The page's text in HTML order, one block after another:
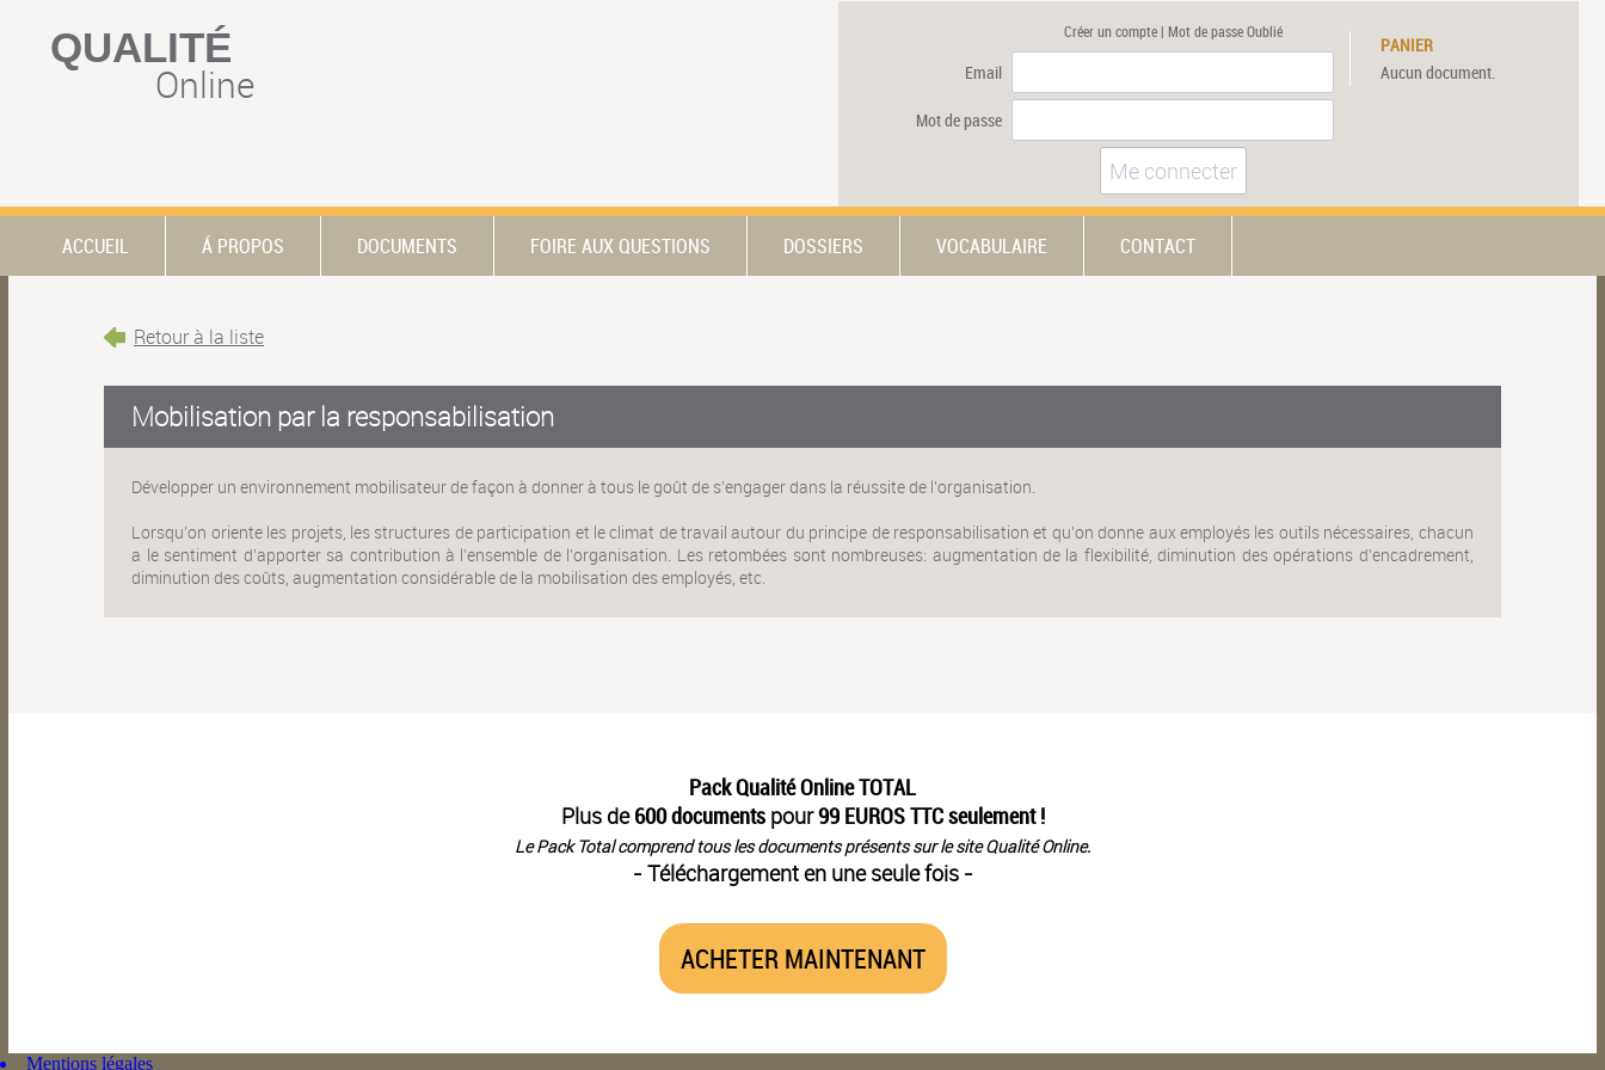
QUALITÉ
Online
Créer un compte| Mot de passe Oublié
Email
Mot de passe
Me connecter
PANIER
Aucun document.
ACCUEIL Á PROPOS DOCUMENTS FOIRE AUX QUESTIONS DOSSIERS VOCABULAIRE CONTACT
Retour à la liste
Mobilisation par la responsabilisation
Développer un environnement mobilisateur de façon à donner à tous le goût de s'engager dans la réussite de l’organisation.
Lorsqu'on oriente les projets, les structures de participation et le climat de travail autour du principe de responsabilisation et qu'on donne aux employés les outils nécessaires, chacun
a le sentiment d’apporter sa contribution à l’ensemble de l’organisation. Les retombées sont nombreuses: augmentation de la flexibilité, diminution des opérations d'encadrement,
diminution des coûts, augmentation considérable de la mobilisation des employés, etc.
Pack Qualité Online TOTAL
Plus de600 documentspour99 EUROS TTC seulement !
Le Pack Total comprend tous les documents présents sur le site Qualité Online.
- Téléchargement en une seule fois -
ACHETER MAINTENANT
Mentions légales